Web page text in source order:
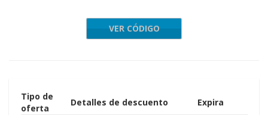
DEROOIJ
VER CÓDIGO
Tipo de
oferta
Detalles de descuento Expira